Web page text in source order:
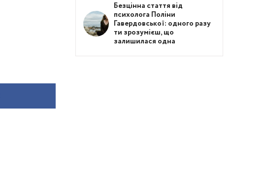
Безцінна стаття від
психолога Поліни
Гавердовської: одного разу
ти зрозумієш, що
залишилася одна